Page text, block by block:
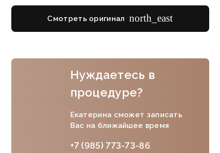
Смотреть оригинал north_east
Нуждаетесь в
процедуре?
Екатерина сможет записать
Вас на ближайшее время
+7 (985) 773-73-86